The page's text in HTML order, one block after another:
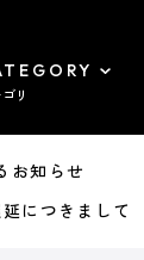
リ
お知らせ
につきまして